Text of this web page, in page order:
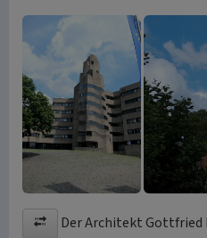
Der Architekt Gottfried